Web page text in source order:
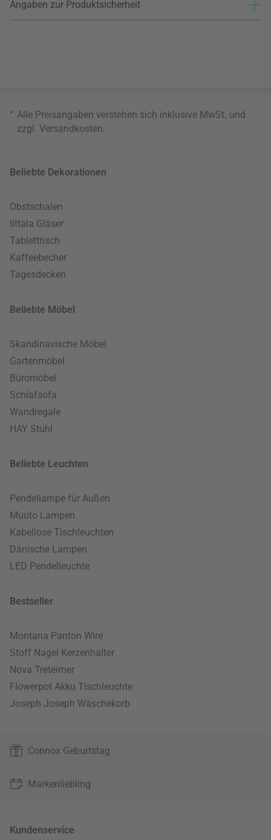
Angaben zur Produktsicherheit
* Alle Preisangaben verstehen sich inklusive MwSt. und
zzgl. Versandkosten
Beliebte Dekorationen
Obstschalen
Iittala Gläser
Tabletttisch
Kaffeebecher
Tagesdecken
Beliebte Möbel
Skandinavische Möbel
Gartenmöbel
Büromöbel
Schlafsofa
Wandregale
HAY Stuhl
Beliebte Leuchten
Pendellampe für Außen
Muuto Lampen
Kabellose Tischleuchten
Dänische Lampen
LED Pendelleuchte
Bestseller
Montana Panton Wire
Stoff Nagel Kerzenhalter
Nova Treteimer
Flowerpot Akku Tischleuchte
Joseph Joseph Wäschekorb
Connox Geburtstag
Markenliebling
Kundenservice